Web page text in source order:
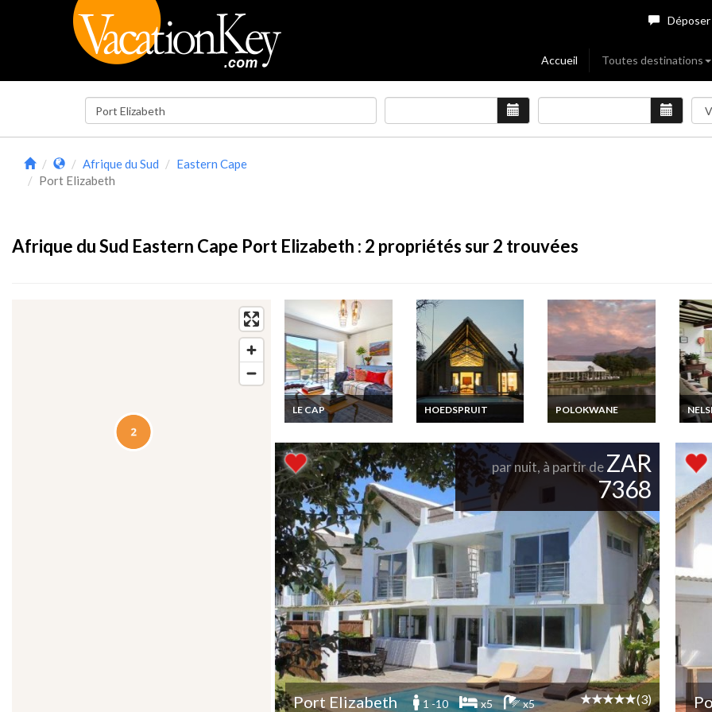
Accueil Toutes destinations
Afrique du Sud
Eastern Cape
Port Elizabeth
Afrique du Sud Eastern Cape Port Elizabeth : 2 propriétés sur 2 trouvées
LE CAP
Afrique du Sud
Appartement luxe
proche du Cap et de
son centre
HOEDSPRUIT
Afrique du Sud
Lodge en Suite
familiale avec piscine
privée près de
Kruger Park
POLOKWANE
Afrique du Sud
Lodge Tous services
inclus avec Safaris
en
Park
par nuit, à partir deZAR
7368
Port Elizabeth 1 -10 x5 x5 (3)